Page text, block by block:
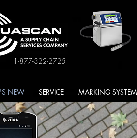
1-877-322-2725
NEW SERVICE MARKING